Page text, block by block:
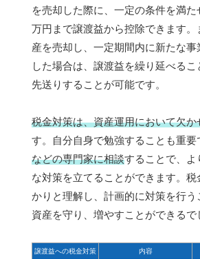
を売却した際に、一定の条件を満た
万円まで譲渡益から控除できます
産を売却し、一定期間内に新たな
した場合は、譲渡益を繰り延べる
先送りすることが可能です。
税金対策は、資産運用において欠か
す。自分自身で勉強することも重要
などの専門家に相談することで、よ
な対策を立てることができます。税
かりと理解し、計画的に対策を行
資産を守り、増やすことができるで
譲渡益への税金対策 内容